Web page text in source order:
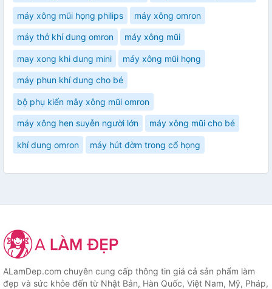
máy xông mũi họng philips máy xông omron
máy thở khí dung omron máy xông mũi
may xong khi dung mini máy xông mũi họng
máy phun khí dung cho bé
bộ phụ kiến mây xông mũi omron
máy xông hen suyễn người lớn máy xông mũi cho bé
khí dung omron máy hút đờm trong cổ họng
ALamDep.com chuyên cung cấp thông tin giá cả sản phẩm làm
đẹp và sức khỏe đến từ Nhật Bản, Hàn Quốc, Việt Nam, Mỹ, Pháp,